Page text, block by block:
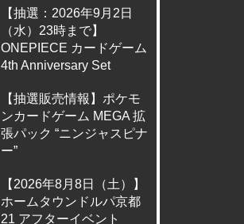
【抽選：2026年9月2日
（水）23時まで】
ONEPIECE カードゲーム
4th Anniversary Set
【抽選販売情報】ポケモ
ンカードゲーム MEGA 拡
張パック “ニンジャスピナ
ー”
【2026年8月8日（土）】
ホームタウンドルパ京都
21 アフターイベント